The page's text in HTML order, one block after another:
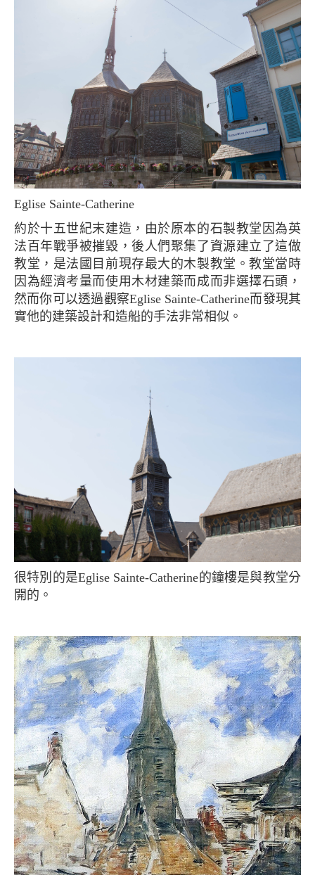
Eglise Sainte-Catherine
約於十五世紀末建造，由於原本的石製教堂因為英
法百年戰爭被摧毀，後人們聚集了資源建立了這做
教堂，是法國目前現存最大的木製教堂。教堂當時
因為經濟考量而使用木材建築而成而非選擇石頭，
然而你可以透過觀察Eglise Sainte-Catherine而發現其
實他的建築設計和造船的手法非常相似。
很特別的是Eglise Sainte-Catherine的鐘樓是與教堂分
開的。